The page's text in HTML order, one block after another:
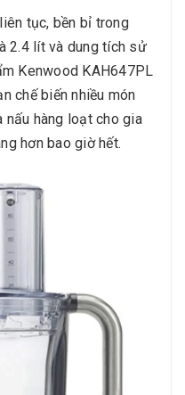
tục, bền bỉ trong
2.4 lít và dung tích sử
Kenwood KAH647PL
chế biến nhiều món
nấu hàng loạt cho gia
hơn bao giờ hết.